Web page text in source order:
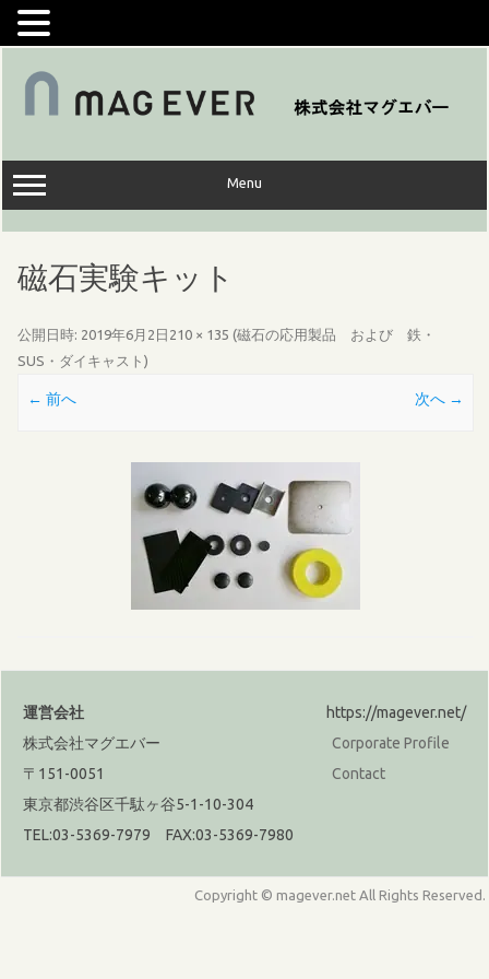
コ
キ
ッ
プ
Menu
磁石実験キット
公開日時: 2019年6月2日 210 × 135 (磁石の応用製品 および 鉄・
SUS・ダイキャスト )
← 前へ 次へ →
運営会社
株式会社マグエバー
〒151-0051
東京都渋谷区千駄ヶ谷5-1-10-304
TEL:03-5369-7979 FAX:03-5369-7980
https://magever.net/
Corporate Profile
Contact
Copyright © magever.net All Rights Reserved.